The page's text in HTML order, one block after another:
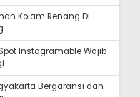
Kolam Renang Di
Instagramable Wajib
Bergaransi dan